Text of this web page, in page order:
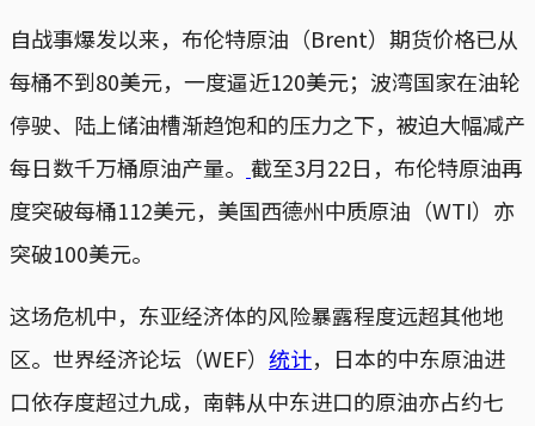
自战事爆发以来，布伦特原油（Brent）期货价格已从
每桶不到80美元，一度逼近120美元；波湾国家在油轮
停驶、陆上储油槽渐趋饱和的压力之下，被迫大幅减产
每日数千万桶原油产量。 截至3月22日，布伦特原油再
度突破每桶112美元，美国西德州中质原油（WTI）亦
突破100美元。
这场危机中，东亚经济体的风险暴露程度远超其他地
区。世界经济论坛（WEF） 统计，日本的中东原油进
口依存度超过九成，南韩从中东进口的原油亦占约七